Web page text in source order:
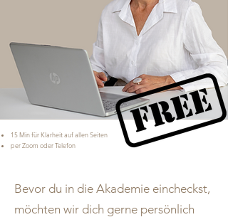
15 Min für Klarheit auf allen Seiten
per Zoom oder Telefon
Bevor du in die Akademie eincheckst,
möchten wir dich gerne persönlich